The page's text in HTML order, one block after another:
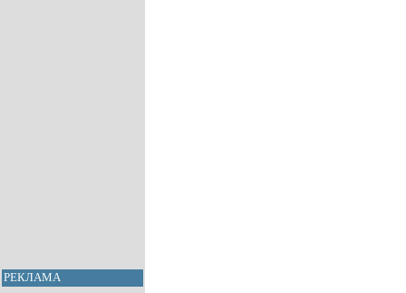
РЕКЛАМА